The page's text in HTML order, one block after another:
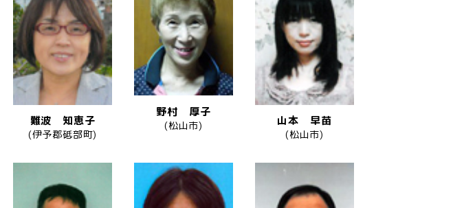
難波 知恵子
(伊予郡砥部町)
野村 厚子
(松山市) 山本 早苗
(松山市)